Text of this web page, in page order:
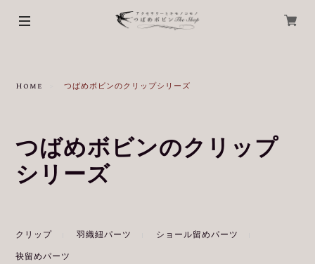
Home つばめボビンのクリップシリーズ
つばめボビンのクリップ
シリーズ
クリップ 羽織紐パーツ
ショール留めパーツ
袂留めパーツ